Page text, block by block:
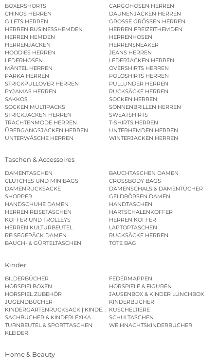
BOXERSHORTS
CARGOHOSEN HERREN
CHINOS HERREN
DAUNENJACKEN HERREN
GILETS HERREN
GROSSE GRÖSSEN HERREN
HERREN BUSINESSHEMDEN
HERREN FREIZEITHEMDEN
HERREN HEMDEN
HERRENHOSEN
HERRENJACKEN
HERRENSNEAKER
HOODIES HERREN
JEANS HERREN
LEDERHOSEN
LEDERJACKEN HERREN
MÄNTEL HERREN
OVERSHIRTS HERREN
PARKA HERREN
POLOSHIRTS HERREN
STRICKPULLOVER HERREN
PULLUNDER HERREN
PYJAMAS HERREN
RUCKSÄCKE HERREN
SAKKOS
SOCKEN HERREN
SOCKEN MULTIPACKS
SONNENBRILLEN HERREN
STRICKJACKEN HERREN
SWEATSHIRTS
TRACHTENMODE HERREN
T-SHIRTS HERREN
ÜBERGANGSJACKEN HERREN
UNTERHEMDEN HERREN
UNTERWÄSCHE HERREN
WINTERJACKEN HERREN
Taschen & Accessoires
DAMENTASCHEN
BAUCHTASCHEN DAMEN
CLUTCHES UND MINIBAGS
CROSSBODY BAGS
DAMENRUCKSÄCKE
DAMENSCHALS & DAMENTÜCHER
SHOPPER
GELDBÖRSEN DAMEN
HANDSCHUHE DAMEN
HANDTASCHEN
HERREN REISETASCHEN
HARTSCHALENKOFFER
KOFFER UND TROLLEYS
HERREN KOFFER
HERREN KULTURBEUTEL
LAPTOPTASCHEN
REISEGEPÄCK DAMEN
RUCKSÄCKE HERREN
BAUCH- & GÜRTELTASCHEN
TOTE BAG
Kinder
BILDERBÜCHER
FEDERMAPPEN
HÖRSPIELBOXEN
HÖRSPIELE & FIGUREN
HÖRSPIEL ZUBEHÖR
JAUSENBOX & KINDER LUNCHBOX
JUGENDBÜCHER
KINDERBÜCHER
KINDERGARTENRUCKSACK | KINDERGARTENBEUTEL
KUSCHELTIERE
SACHBÜCHER & KINDERLEXIKA
SCHULTASCHEN
TURNBEUTEL & SPORTTASCHEN
WEIHNACHTSKINDERBÜCHER
KLEIDER
Home & Beauty